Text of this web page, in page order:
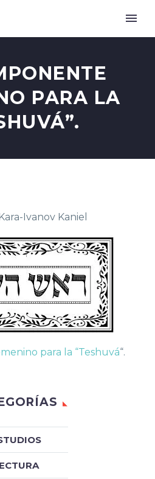
PARA LA
Ivanov Kaniel
para la “Teshuvá“.